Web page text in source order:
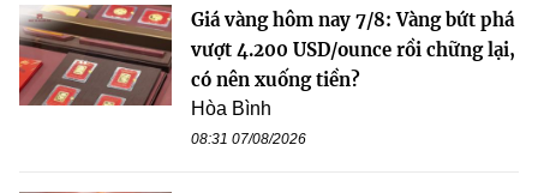
Giá vàng hôm nay 7/8: Vàng bứt phá
vượt 4.200 USD/ounce rồi chững lại,
có nên xuống tiền?
Hòa Bình
08:31 07/08/2026